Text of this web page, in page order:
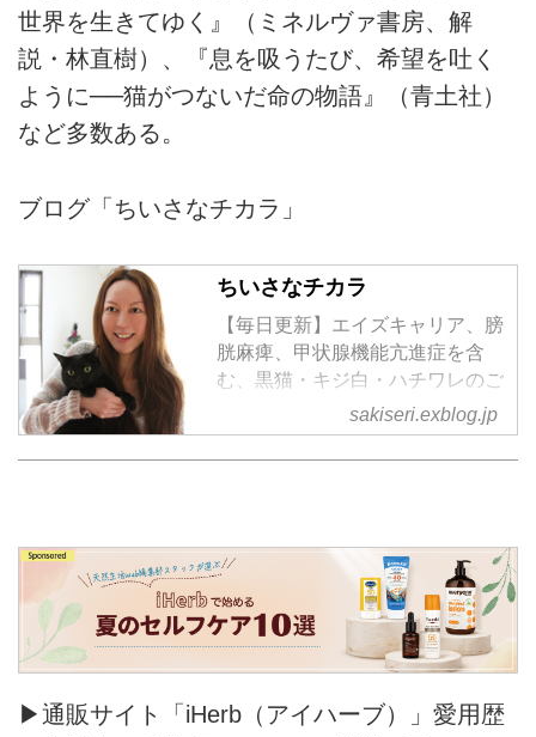
世界を生きてゆく』（ミネルヴァ書房、解
説・林直樹）、『息を吸うたび、希望を吐く
ように──猫がつないだ命の物語』（青土社）
など多数ある。
ブログ「ちいさなチカラ」
ちいさなチカラ
【毎日更新】エイズキャリア、膀
胱麻痺、甲状腺機能亢進症を含
む、黒猫・キジ白・ハチワレのご
きげんさん日記sakiseri.exblog.jp
▶通販サイト「iHerb（アイハーブ）」愛用歴